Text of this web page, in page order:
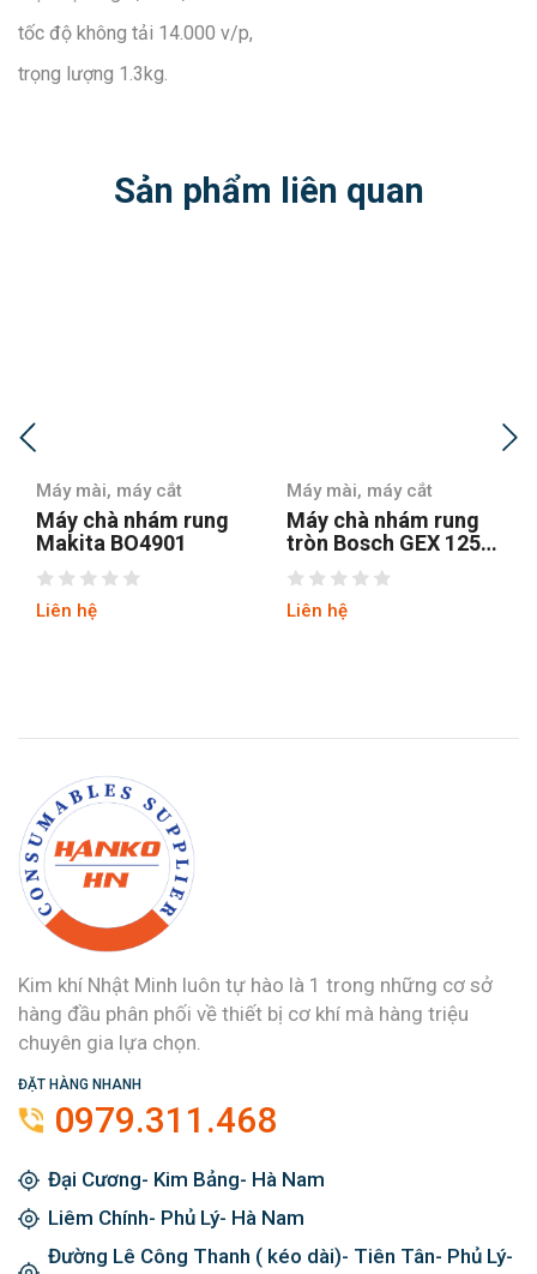
tốc độ không tải 14.000 v/p,
trọng lượng 1.3kg.
Sản phẩm liên quan
Máy mài, máy cắt
Máy chà nhám rung
tròn Bosch GEX 125-1
AE
Liên hệ
Máy mài, máy cắt
Máy chà nhám
Stanley SSS310-B1
Liên hệ
Kim khí Nhật Minh luôn tự hào là 1 trong những cơ sở
hàng đầu phân phối về thiết bị cơ khí mà hàng triệu
chuyên gia lựa chọn.
ĐẶT HÀNG NHANH
0979.311.468
Đại Cương- Kim Bảng- Hà Nam
Liêm Chính- Phủ Lý- Hà Nam
Đường Lê Công Thanh ( kéo dài)- Tiên Tân- Phủ Lý-